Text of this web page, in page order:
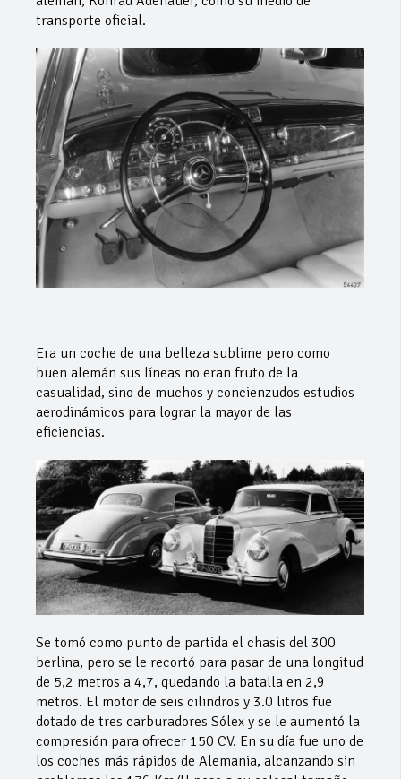
transporte oficial.
Era un coche de una belleza sublime pero como
buen alemán sus líneas no eran fruto de la
casualidad, sino de muchos y concienzudos estudios
aerodinámicos para lograr la mayor de las
eficiencias.
Se tomó como punto de partida el chasis del 300
berlina, pero se le recortó para pasar de una longitud
de 5,2 metros a 4,7, quedando la batalla en 2,9
metros. El motor de seis cilindros y 3.0 litros fue
dotado de tres carburadores Sólex y se le aumentó la
compresión para ofrecer 150 CV. En su día fue uno de
los coches más rápidos de Alemania, alcanzando sin